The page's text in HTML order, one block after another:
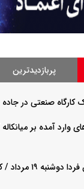
پربازدیدترین
صنعتی در جاده
پیش بینی هوای